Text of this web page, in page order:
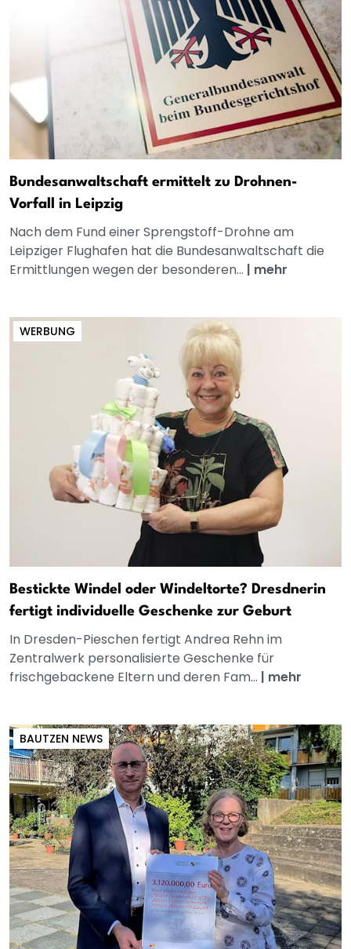
Bundesanwaltschaft ermittelt zu Drohnen-
Vorfall in Leipzig
Nach dem Fund einer Sprengstoff-Drohne am
Leipziger Flughafen hat die Bundesanwaltschaft die
Ermittlungen wegen der besonderen... | mehr
WERBUNG
Bestickte Windel oder Windeltorte? Dresdnerin
fertigt individuelle Geschenke zur Geburt
In Dresden-Pieschen fertigt Andrea Rehn im
Zentralwerk personalisierte Geschenke für
frischgebackene Eltern und deren Fam... | mehr
BAUTZEN NEWS